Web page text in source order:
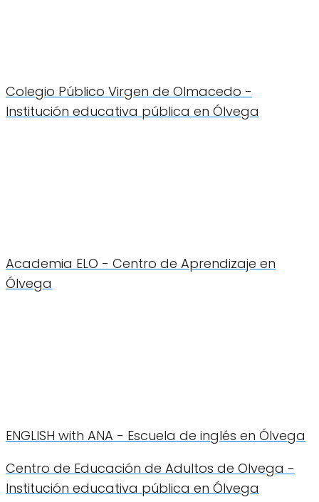
Colegio Público Virgen de Olmacedo -
Institución educativa pública en Ólvega
Academia ELO - Centro de Aprendizaje en
Ólvega
ENGLISH with ANA - Escuela de inglés en Ólvega
Centro de Educación de Adultos de Olvega -
Institución educativa pública en Ólvega